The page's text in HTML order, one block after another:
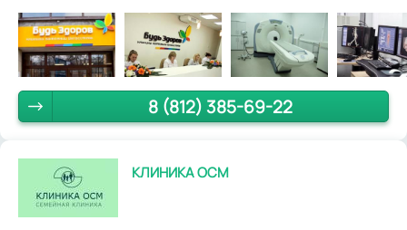
8 (812) 385-69-22
КЛИНИКА ОСМ